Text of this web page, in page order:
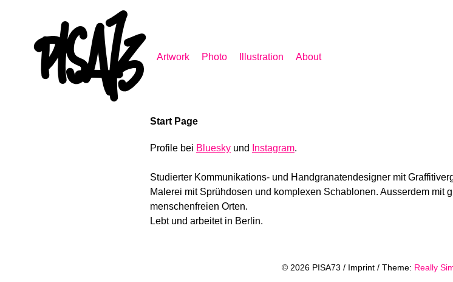
Artwork Photo Illustration About
Start Page
Profile bei Bluesky und Instagram.
Studierter Kommunikations- und Handgranatendesigner mit
Malerei mit Sprühdosen und komplexen Schablonen. Ausserdem mit
menschenfreien Orten.
Lebt und arbeitet in Berlin.
© 2026 PISA73 / Imprint / Theme: Really